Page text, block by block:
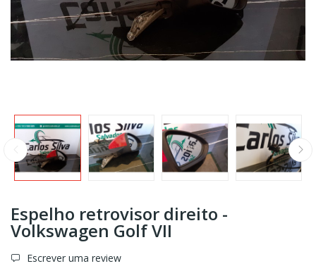
Espelho retrovisor direito -
Volkswagen Golf VII
Escrever uma review